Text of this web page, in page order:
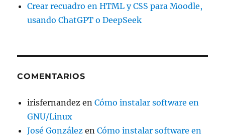
Crear recuadro en HTML y CSS para Moodle,
usando ChatGPT o DeepSeek
COMENTARIOS
irisfernandez enCómo instalar software en
GNU/Linux
José González enCómo instalar software en